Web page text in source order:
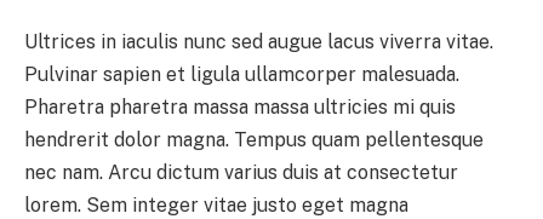
Ultrices in iaculis nunc sed augue lacus viverra vitae.
Pulvinar sapien et ligula ullamcorper malesuada.
Pharetra pharetra massa massa ultricies mi quis
hendrerit dolor magna. Tempus quam pellentesque
nec nam. Arcu dictum varius duis at consectetur
lorem. Sem integer vitae justo eget magna